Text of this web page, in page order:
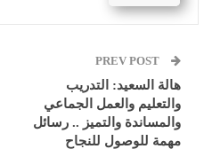
هالة السعيد: التدريب
والتعليم والعمل الجماعي
والمساندة والتميز .. رسائل
مهمة للوصول للنجاح